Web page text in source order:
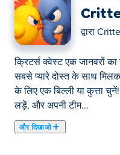
द्वारा
क्रिटर्स क्वेस्ट एक जानवरों
सबसे प्यारे दोस्त के साथ
के लिए एक बिल्ली या कुत्ता
लड़ें, और अपनी टीम...
और दिखाओ